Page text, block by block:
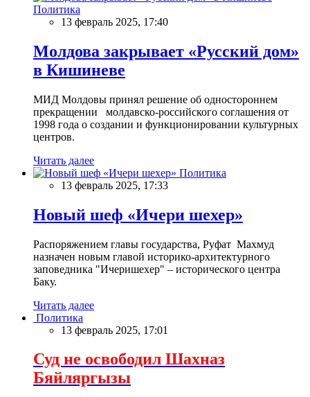
Политика
13 февраль 2025, 17:40
Молдова закрывает «Русский дом»
в Кишиневе
МИД Молдовы принял решение об одностороннем
прекращении молдавско-российского соглашения от
1998 года о создании и функционировании культурных
центров.
Читать далее
Политика
13 февраль 2025, 17:33
Новый шеф «Ичери шехер»
Распоряжением главы государства, Руфат Махмуд
назначен новым главой историко-архитектурного
заповедника "Ичеришехер" – исторического центра
Баку.
Читать далее
Политика
13 февраль 2025, 17:01
Суд не освободил Шахназ
Бяйляргызы